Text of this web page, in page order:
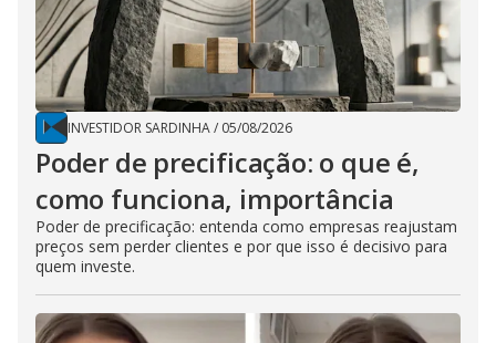
INVESTIDOR SARDINHA/ 05/08/2026
Poder de precificação: o que é,
como funciona, importância
Poder de precificação: entenda como empresas reajustam
preços sem perder clientes e por que isso é decisivo para
quem investe.